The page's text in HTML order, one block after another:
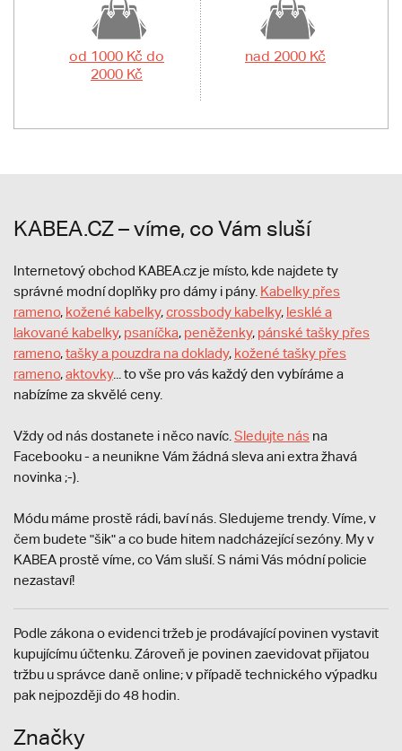
od 1000 Kč do
2000 Kč
nad 2000 Kč
KABEA.CZ – víme, co Vám sluší
Internetový obchod KABEA.cz je místo, kde najdete ty
správné modní doplňky pro dámy i pány. Kabelky přes
rameno, kožené kabelky,crossbody kabelky, lesklé a
lakované kabelky, psaníčka, peněženky, pánské tašky přes
rameno,tašky a pouzdra na doklady, kožené tašky přes
rameno,aktovky... to vše pro vás každý den vybíráme a
nabízíme za skvělé ceny.
Vždy od nás dostanete i něco navíc. Sledujte nás na
Facebooku - a neunikne Vám žádná sleva ani extra žhavá
novinka ;-).
Módu máme prostě rádi, baví nás. Sledujeme trendy. Víme, v
čem budete "šik" a co bude hitem nadcházející sezóny. My v
KABEA prostě víme, co Vám sluší. S námi Vás módní policie
nezastaví!
Podle zákona o evidenci tržeb je prodávající povinen vystavit
kupujícímu účtenku. Zároveň je povinen zaevidovat přijatou
tržbu u správce daně online; v případě technického výpadku
pak nejpozději do 48 hodin.
Značky